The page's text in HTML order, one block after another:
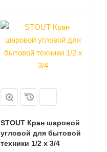
STOUT Кран шаровой
угловой для бытовой
техники 1/2 х 3/4